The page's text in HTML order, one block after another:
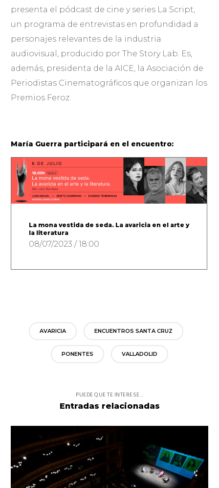
presenta el pódcast de cine y series La Script,
un programa de entrevistas en profundidad a
personajes relevantes de la industria
audiovisual, producido por The Story Lab. Es,
además, presidenta de la AICE, la Asociación de
Periodistas Cinematográficos que organizan los
Premios Feroz.
María Guerra participará en el encuentro:
La mona vestida de seda. La avaricia en el arte y
la literatura
08/07/2023 / 18:00
AVARICIA ENCUENTROS SANTA CRUZ
PONENTES VALLADOLID
PUEDE QUE TE INTERESE...
Entradas relacionadas